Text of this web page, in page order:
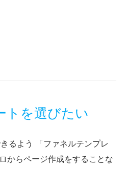
トを選びたい
るよう 「ファネルテンプレ
からページ作成をすることな